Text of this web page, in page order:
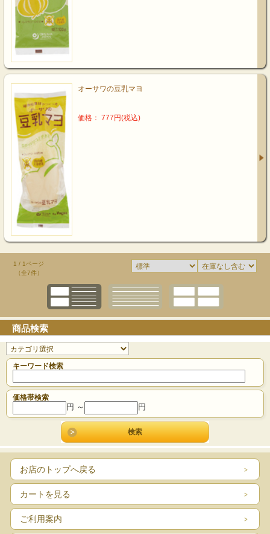
オーサワの豆乳マヨ
価格： 777円(税込)
1 / 1ページ
（全7件）
商品検索
キーワード検索
価格帯検索
円 ～ 円
お店のトップへ戻る
カートを見る
ご利用案内